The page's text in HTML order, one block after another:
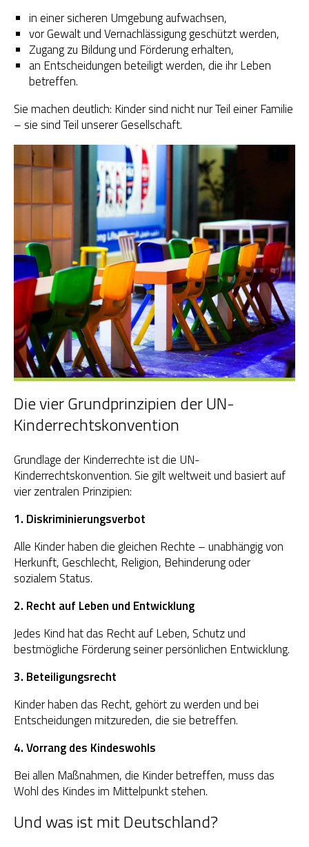
in einer sicheren Umgebung aufwachsen,
vor Gewalt und Vernachlässigung geschützt werden,
Zugang zu Bildung und Förderung erhalten,
an Entscheidungen beteiligt werden, die ihr Leben
betreffen.
Sie machen deutlich: Kinder sind nicht nur Teil einer Familie
– sie sind Teil unserer Gesellschaft.
Die vier Grundprinzipien der UN-
Kinderrechtskonvention
Grundlage der Kinderrechte ist die UN-
Kinderrechtskonvention. Sie gilt weltweit und basiert auf
vier zentralen Prinzipien:
1. Diskriminierungsverbot
Alle Kinder haben die gleichen Rechte – unabhängig von
Herkunft, Geschlecht, Religion, Behinderung oder
sozialem Status.
2. Recht auf Leben und Entwicklung
Jedes Kind hat das Recht auf Leben, Schutz und
bestmögliche Förderung seiner persönlichen Entwicklung.
3. Beteiligungsrecht
Kinder haben das Recht, gehört zu werden und bei
Entscheidungen mitzureden, die sie betreffen.
4. Vorrang des Kindeswohls
Bei allen Maßnahmen, die Kinder betreffen, muss das
Wohl des Kindes im Mittelpunkt stehen.
Und was ist mit Deutschland?